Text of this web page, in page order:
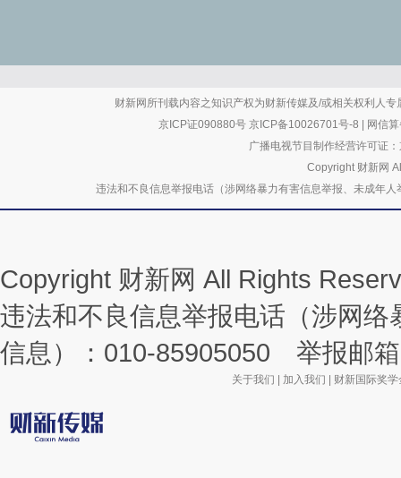
财新网所刊载内容之知识产权为财新传媒及/或相关权利人
京ICP证090880号 京ICP备10026701号-8
网信
广播电视节目制作经营许可证
Copyright 财新网
违法和不良信息举报电话（涉网络暴力有害信息举报、未成
Copyright 财新网 All Rights
违法和不良信息举报电话（涉网
信息）：010-85905050 举报邮
关于我们 加入我们 财新国际奖学